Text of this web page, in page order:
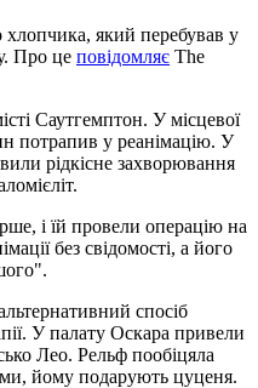
хлопчика, який перебував у
Про це повідомляє The
Саутгемптон. У місцевої
потрапив у реанімацію. У
рідкісне захворювання
і їй провели операцію на
без свідомості, а його
спосіб
У палату Оскара привели
Лео. Рельф пообіцяла
йому подарують цуценя.